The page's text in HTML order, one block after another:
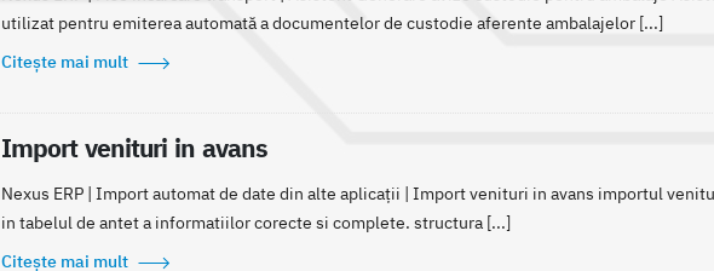
utilizat pentru emiterea automată a documentelor de custodie aferente ambalajelor [...]
Citește mai mult
Import venituri in avans
Nexus ERP | Import automat de date din alte aplicații | Import venituri in avans importul
in tabelul de antet a informatiilor corecte si complete. structura [...]
Citește mai mult